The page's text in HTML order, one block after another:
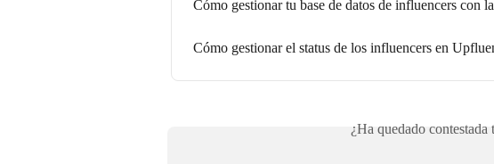
Cómo gestionar tu base de datos de influencers con
Cómo gestionar el status de los influencers en
¿Ha quedado contestada